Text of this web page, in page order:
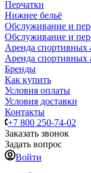
Перчатки
Нижнее бельё
Обслуживание и
Обслуживание и
Аренда спортивных
Аренда спортивных
Бренды
Как купить
Условия оплаты
Условия доставки
Контакты
+7 800 250-74-02
Заказать звонок
Задать вопрос
Войти